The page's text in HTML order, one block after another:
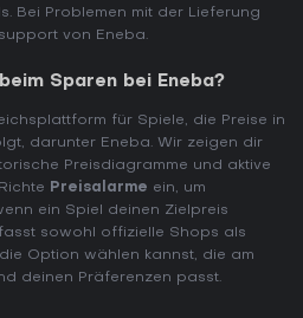
Bei Problemen mit der Lieferung
von Eneba.
Sparen bei Eneba?
für Spiele, die Preise in
darunter Eneba. Wir zeigen dir
Preisdiagramme und aktive
Preisalarme ein, um
ein Spiel deinen Zielpreis
sowohl offizielle Shops als
Option wählen kannst, die am
deinen Präferenzen passt.